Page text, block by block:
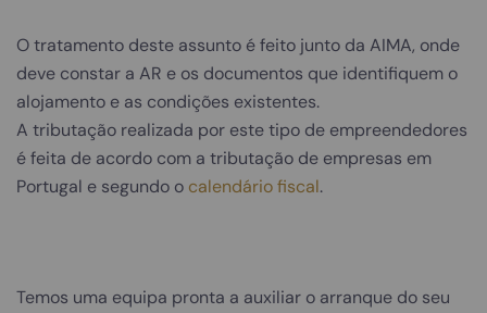
O tratamento deste assunto é feito junto da AIMA, onde
deve constar a AR e os documentos que identifiquem o
alojamento e as condições existentes.
A tributação realizada por este tipo de empreendedores
é feita de acordo com a tributação de empresas em
Portugal e segundo o calendário fiscal.
Temos uma equipa pronta a auxiliar o arranque do seu